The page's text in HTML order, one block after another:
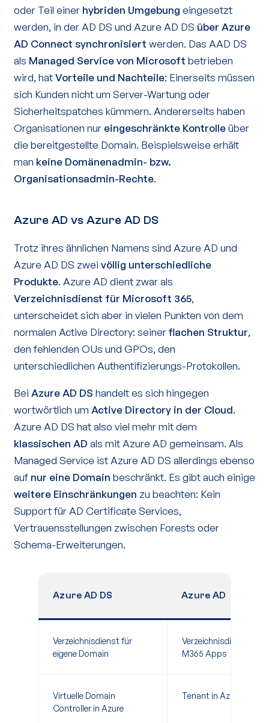
oder Teil einer hybriden Umgebung eingesetzt
werden, in der AD DS und Azure AD DS über Azure
AD Connect synchronisiert werden. Das AAD DS
als Managed Service von Microsoft betrieben
wird, hatVorteile und Nachteile: Einerseits müssen
sich Kunden nicht um Server-Wartung oder
Sicherheitspatches kümmern. Andererseits haben
Organisationen nur eingeschränkte Kontrolleüber
die bereitgestellte Domain. Beispielsweise erhält
man keine Domänenadmin- bzw.
Organisationsadmin-Rechte.
Azure AD vs Azure AD DS
Trotz ihres ähnlichen Namens sind Azure AD und
Azure AD DS zwei völlig unterschiedliche
Produkte. Azure AD dient zwar als
Verzeichnisdienst für Microsoft 365,
unterscheidet sich aber in vielen Punkten von dem
normalen Active Directory: seinerflachen Struktur,
den fehlenden OUs und GPOs, den
unterschiedlichen Authentifizierungs-Protokollen.
Bei Azure AD DS handelt es sich hingegen
wortwörtlich um Active Directory in der Cloud.
Azure AD DS hat also viel mehr mit dem
klassischen AD als mit Azure AD gemeinsam. Als
Managed Service ist Azure AD DS allerdings ebenso
auf nur eine Domain beschränkt. Es gibt auch einige
weitere Einschränkungen zu beachten: Kein
Support für AD Certificate Services,
Vertrauensstellungen zwischen Forests oder
Schema-Erweiterungen.
Azure AD DS Azure AD
Verzeichnisdienst für
eigene Domain
Verzeichnisdienst für
M365 Apps
Virtuelle Domain
Controller in Azure
Tenant in Azure